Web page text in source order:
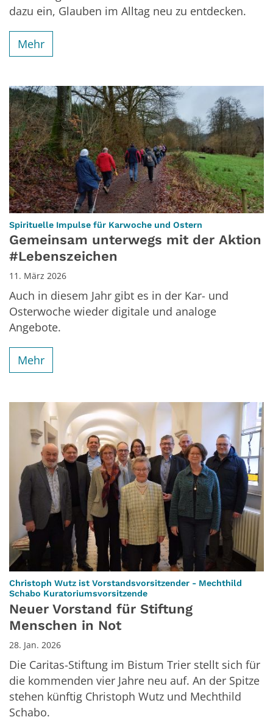
dazu ein, Glauben im Alltag neu zu entdecken.
Mehr
Spirituelle Impulse für Karwoche und Ostern
Gemeinsam unterwegs mit der Aktion
#Lebenszeichen
11. März 2026
Auch in diesem Jahr gibt es in der Kar- und
Osterwoche wieder digitale und analoge
Angebote.
Mehr
Christoph Wutz ist Vorstandsvorsitzender - Mechthild
Schabo Kuratoriumsvorsitzende
Neuer Vorstand für Stiftung
Menschen in Not
28. Jan. 2026
Die Caritas-Stiftung im Bistum Trier stellt sich für
die kommenden vier Jahre neu auf. An der Spitze
stehen künftig Christoph Wutz und Mechthild
Schabo.